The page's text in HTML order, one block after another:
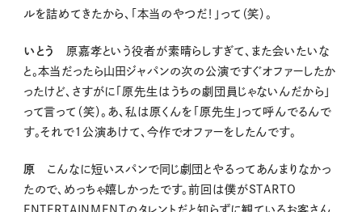
ルを詰めてきたから、「本当のやつだ！」って（笑）。
いとう
原嘉孝という役者が素晴らしすぎて、また会いたいな
と。本当だったら山田ジャパンの次の公演ですぐオファーしたか
ったけど、さすがに「原先生はうちの劇団員じゃないんだから」
って言って（笑）。あ、私は原くんを「原先生」って呼んでるんで
す。それで1公演あけて、今作でオファーをしたんです。
原
こんなに短いスパンで同じ劇団とやるってあんまりなかっ
たので、めっちゃ嬉しかったです。前回は僕がSTARTO
ENTERTAINMENTのタレントだと知らずに観ているお客さん